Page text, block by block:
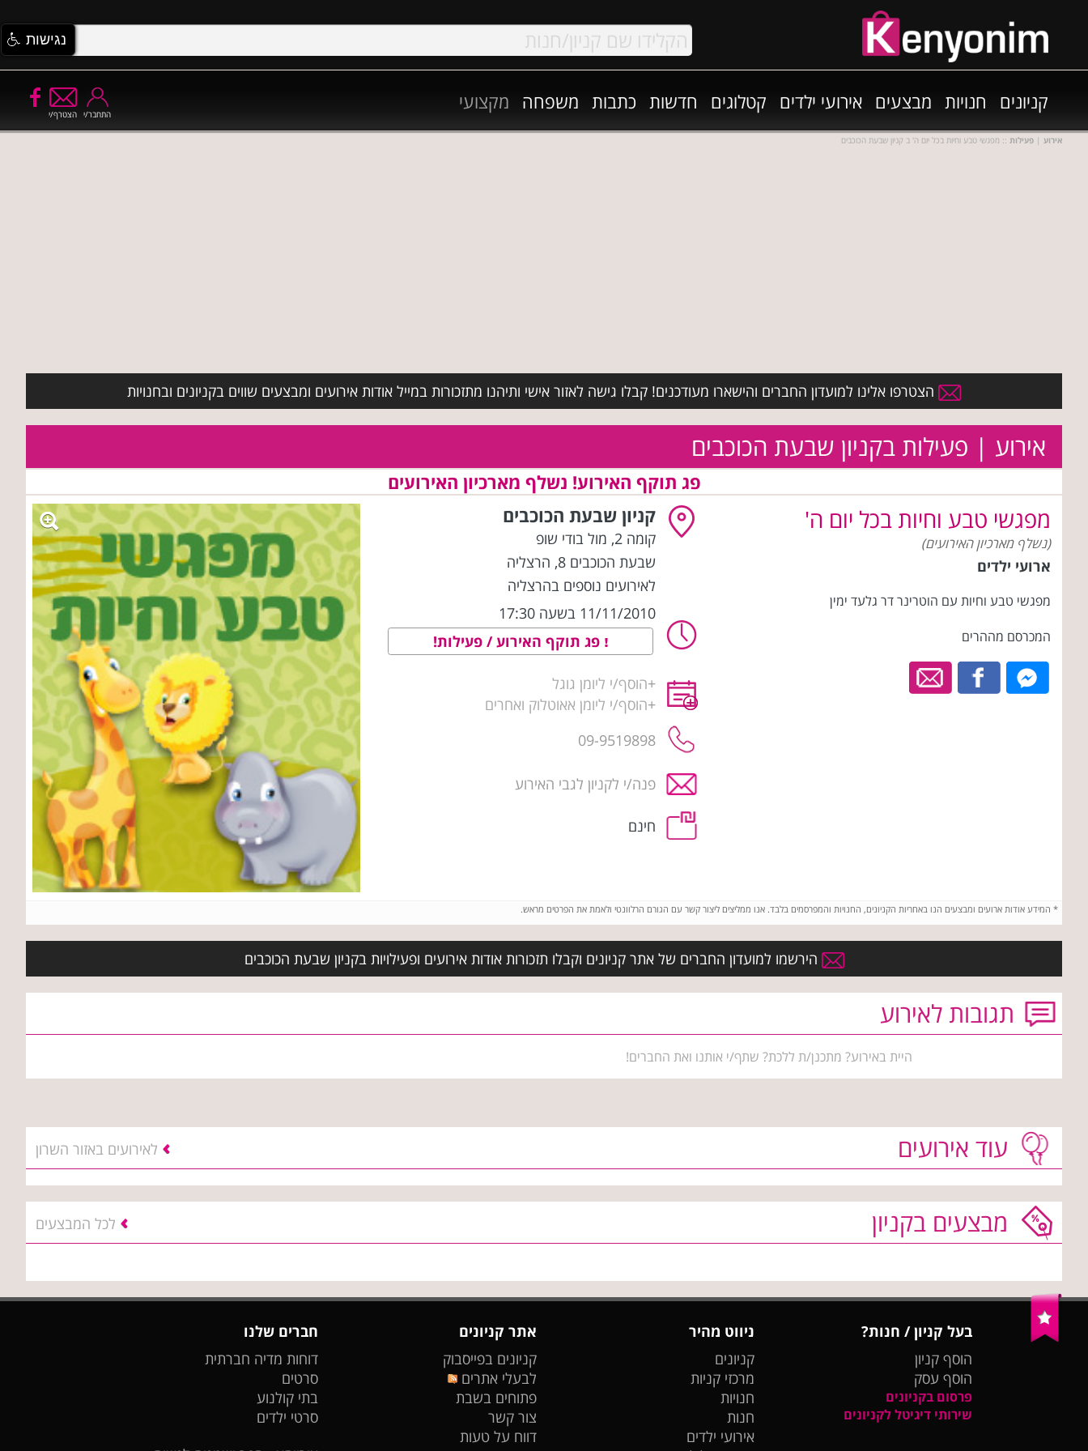
קניונים חנויות מבצעים אירועי ילדים קטלוגים חדשות כתבות משפחה מקצועי
הצטרף/י התחבר/י
אירוע | פעילות :: מפגשי טבע וחיות בכל יום ה' ב קניון שבעת הכוכבים
הצטרפו אלינו למועדון החברים והישארו מעודכנים! קבלו גישה לאזור אישי ותיהנו מתזכורות במייל אודות אירועים ומבצעים שווים בקניונים ובחנויות
אירוע | פעילות בקניון שבעת הכוכבים
פג תוקף האירוע! נשלף מארכיון האירועים
מפגשי טבע וחיות בכל יום ה'
(נשלף מארכיון האירועים)
ארועי ילדים
מפגשי טבע וחיות עם הוטרינר דר גלעד ימין
המכרסם מההרים
קניון שבעת הכוכבים
קומה 2, מול בודי שופ
שבעת הכוכבים 8
, הרצליה
לאירועים נוספים בהרצליה
11/11/2010 בשעה 17:30
פג תוקף האירוע / פעילות!
+הוסף/י ליומן גוגל
+הוסף/י ליומן אאוטלוק ואחרים
09-9519898
פנה/י לקניון לגבי האירוע
חינם
* המידע אודות ארועים ומבצעים הנו באחריות הקניונים, החנויות והמפרסמים בלבד. אנו ממליצים ליצור קשר עם הגורם הרלוונטי ולאמת את הפרטים מראש.
הירשמו למועדון החברים של אתר קניונים וקבלו תזכורות אודות אירועים ופעילויות בקניון שבעת הכוכבים
תגובות לאירוע
היית באירוע? מתכנן/ת ללכת? שתף/י אותנו ואת החברים!
עוד אירועים לאירועים באזור השרון
מבצעים בקניון לכל המבצעים
בעל קניון / חנות?
הוסף קניון
הוסף עסק
פרסום בקניונים
שירותי דיגיטל לקניונים
ניווט מהיר
קניונים
מרכזי קניות
חנויות
חנות
אירועי ילדים
אתר קניונים
קניונים בפייסבוק
לבעלי אתרים
פתוחים בשבת
צור קשר
דווח על טעות
חברים שלנו
דוחות מדיה חברתית
סרטים
בתי קולנוע
סרטי ילדים
נגישות